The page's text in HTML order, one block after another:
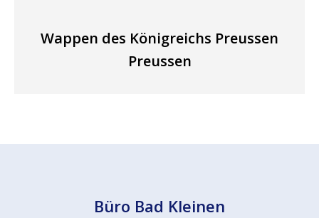
Wappen des Königreichs Preussen
Preussen
Büro Bad Kleinen